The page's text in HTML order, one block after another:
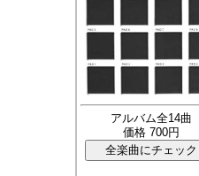
アルバム全14曲
価格 700円